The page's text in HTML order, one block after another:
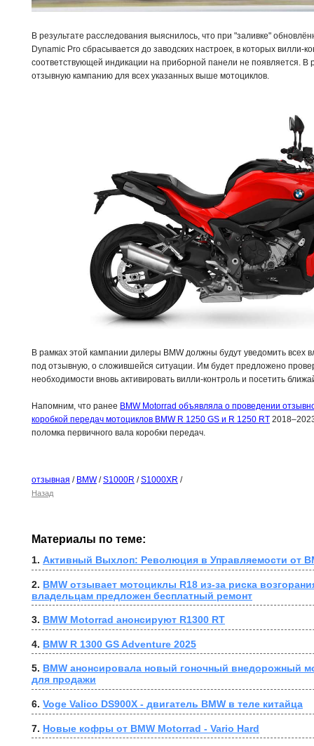
В результате расследования выяснилось, что при "заливке"
Dynamic Pro сбрасывается до заводских настроек, в которых вилли-
соответствующей индикации на приборной панели не появляется. В
отзывную кампанию для всех указанных выше мотоциклов.
В рамках этой кампании дилеры BMW должны будут уведомить всех
под отзывную, о сложившейся ситуации. Им будет предложено
необходимости вновь активировать вилли-контроль и посетить
Напомним, что ранее BMW Motorrad объявляла о проведении
коробкой передач мотоциклов BMW R 1250 GS и R 1250 RT
поломка первичного вала коробки передач.
отзывная / BMW/S1000R /S1000XR /
Назад
Материалы по теме:
1. Активный Выхлоп: Революция в Управляемости от
2. BMW отзывает мотоциклы R18 из-за риска
владельцам предложен бесплатный ремонт
3. BMW Motorrad анонсируют R1300 RT
4. BMW R 1300 GS Adventure 2025
5. BMW анонсировала новый гоночный внедорожный
для продажи
6. Voge Valico DS900X - двигатель BMW в теле китайца
7. Новые кофры от BMW Motorrad - Vario Hard